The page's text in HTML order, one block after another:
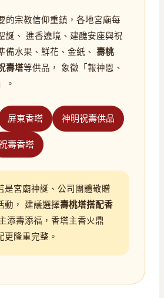
的宗教信仰重鎮，各地宮廟每
誕、 進香遶境、建醮安座與祝
備水果、鮮花、金紙、壽桃
壽塔等供品， 象徵「報神恩、
。
屏東香塔 神明祝壽供品
壽香塔
是宮廟神誕、公司團體敬贈
動， 建議選擇壽桃塔搭配香
添壽添福，香塔主香火鼎
更隆重完整。